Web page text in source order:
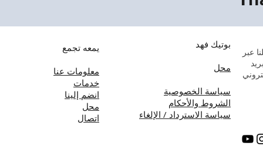
يمعه تجمع
معلومات عنا
خدمات
انضم إلينا
محل
اتصال
بوتيك فهد
محل
سياسة الخصوصية
الشروط والأحكام
سياسة الاسترداد / الإلغاء
عبر